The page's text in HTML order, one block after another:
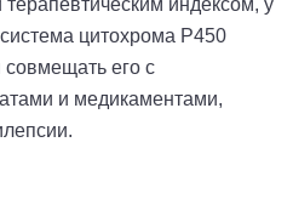
цитохрома Р450
совмещать его с
и медикаментами,